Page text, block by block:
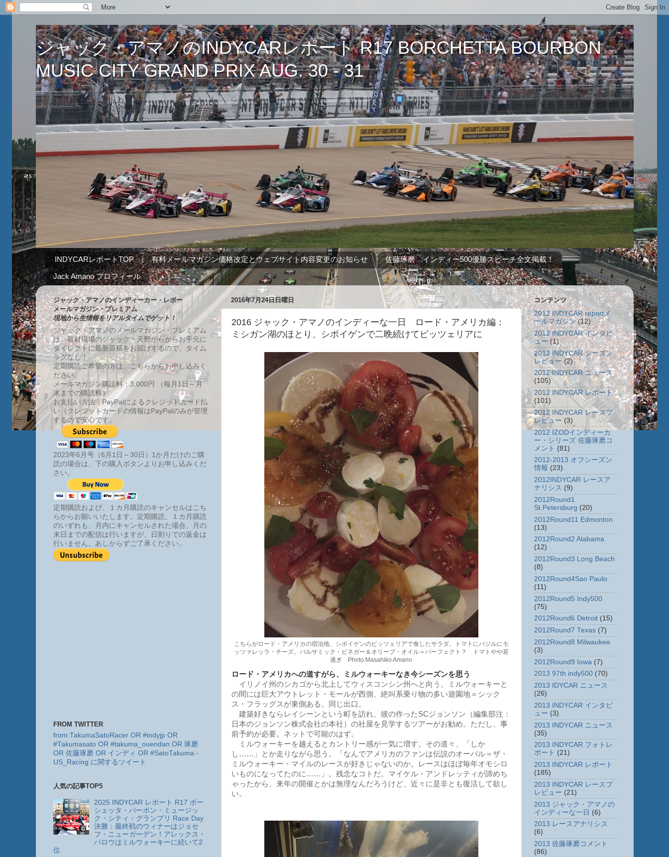
ジャック・アマノのINDYCARレポート R17 BORCHETTA BOURBON
MUSIC CITY GRAND PRIX AUG. 30 - 31
INDYCARレポートTOP 有料メールマガジン価格改定とウェブサイト内容変更のお知らせ
佐藤琢磨 インディー500優勝スピーチ全文掲載！
Jack Amano プロフィール
2016年7月24日日曜日
2016 ジャック・アマノのインディーな一日 ロード・アメリカ編：
ミシガン湖のほとり、シボイゲンで二晩続けてピッツェリアに
こちらがロード・アメリカの宿泊地、シボイゲンのピッツェリアで食したサラダ。トマトにバジルにモ
ッツァレッラ・チーズ。バルサミック・ビネガー＆オリーブ・オイル＝パーフェクト？ トマトやや若
過ぎ Photo:Masahiko Amano
ロード・アメリカへの道すがら、ミルウォーキーなき今シーズンを思う
イリノイ州のシカゴから北上してウィスコンシン州へと向う。ミルウォーキーと
の間には巨大アウトレット・モールが西側、絶叫系乗り物の多い遊園地＝シック
ス・フラッグスが東側ある。同じ出口。
建築好きならレイシーンという町を訪れ、彼の作ったSCジョンソン（編集部注：
日本のジョンソン株式会社の本社）の社屋を見学するツアーがお勧め。ただし、事
前予約が必要。ネットで可能のはず。
ミルウォーキーを越えるとカントリー感が一気に増す。その道々、「しか
し……」とか走りながら思う。「なんでアメリカのファンは伝説のオーバル＝ザ・
ミルウォーキー・マイルのレースが好きじゃないのか。レースはほぼ毎年オモシロ
いものになってたのに……」。残念なコトだ。マイケル・アンドレッティが諦めち
ゃったから、来年の開催とかは無理なんだろうけど、近々に是非とも復活して欲し
い。
ジャック・アマノのインディーカー・レポー
メールマガジン・プレミアム
現地から生情報をリアルタイムでゲット！
ジャック・アマノのメールマガジン・プレミアム
は、取材現場のジャック・天野からからお手元に
ダイレクトに最新原稿をお届けするので、タイム
ラグなし！
定期購読ご希望の方は、こちらからお申し込みく
ださい。
メールマガジン購読料：3,000円 （毎月1日～月
末までの購読料）
お支払い方法：PayPalによるクレジットカード払
い（クレジットカードの情報はPayPalのみが管理
するので安心です。
2023年6月号（6月1日～30日）1か月だけのご購
読の場合は、下の購入ボタンよりお申し込みくだ
さい。
定期購読および、１カ月購読のキャンセルはこち
らからお願いいたします。定期購読、１カ月購読
のいずれも、月内にキャンセルされた場合、月の
末日までの配信は行いますが、日割りでの返金は
行いません。あしからずご了承ください。
FROM TWITTER
from:TakumaSatoRacer OR #indyjp OR
#Takumasato OR #takuma_ouendan OR 琢磨
OR 佐藤琢磨 OR インディ OR #SatoTakuma -
US_Racing に関するツイート
人気の記事TOP5
2025 INDYCAR レポート R17 ボー
シェッタ・バーボン・ミュージッ
ク・シティ・グランプリ Race Day
決勝：最終戦のウィナーはジョセ
フ・ニューガーデン！アレックス・
パロウはミルウォーキーに続いて2
位
コンテンツ
2012 INDYCAR reportメ
ールマガジン (12)
2012 INDYCAR インタビ
ュー (1)
2012 INDYCAR シーズン
レビュー (2)
2012 INDYCAR ニュース
(105)
2012 INDYCAR レポート
(101)
2012 INDYCAR レースプ
レビュー (3)
2012 IZODインディーカ
ー・シリーズ 佐藤琢磨コ
メント (81)
2012-2013 オフシーズン
情報 (23)
2012INDYCAR レースア
ナリシス (9)
2012Round1
St.Petersburg (20)
2012Round11 Edmonton
(13)
2012Round2 Alabama
(12)
2012Round3 Long Beach
(8)
2012Round4Sao Paulo.
(11)
2012Round5 Indy500
(75)
2012Round6 Detroit (15)
2012Round7 Texas (7)
2012Round8 Milwaukee
(3)
2012Round9 Iowa (7)
2013 97th indy500 (70)
2013 IDYCAR ニュース
(26)
2013 INDYCAR インタビ
ュー (3)
2013 INDYCAR ニュース
(35)
2013 INDYCAR フォトレ
ポート (21)
2013 INDYCAR レポート
(185)
2013 INDYCAR レースプ
レビュー (21)
2013 ジャック・アマノの
インディーな一日 (6)
2013 レースアナリシス
(6)
2013 佐藤琢磨コメント
(86)